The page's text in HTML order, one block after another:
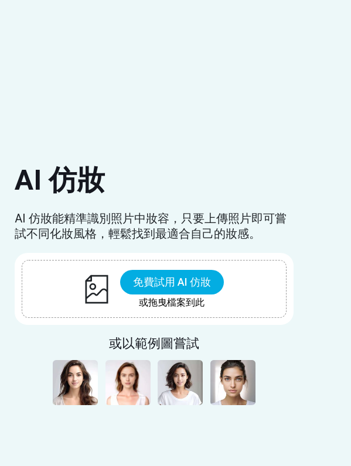
AI 仿妝
AI 仿妝能精準識別照片中妝容，只要上傳照片即可嘗
試不同化妝風格，輕鬆找到最適合自己的妝感。
免費試用 AI 仿妝
或拖曳檔案到此
或以範例圖嘗試